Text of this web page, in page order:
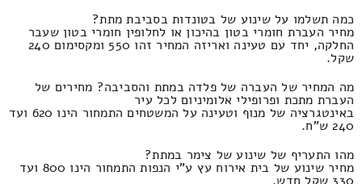
כמה תשלמו על שינוע של בטונדות בסביבת מתת?
מחיר העברת חומרי בטון בהיכון או לחלופין חומרי בטון שעבר
החלקה, יחד עם טעינה ואריזה המחיר זהו 550 ומקסימום 240
שקל.
מה המחיר של העברה של פלדה במתת והסביבה? מחירים של
העברת מתכת ופרופילי אלומיניום לכל עיר
באינטגרציה של מנוף וטעינה על המשטחים התמחור הינו 620 ועד
240 ש"ח.
מהו התעריף של שינוע של צימר במתת?
מחיר שינוע של בית אירוח עץ ע"י הנפות התמחור הינו 800 ועד